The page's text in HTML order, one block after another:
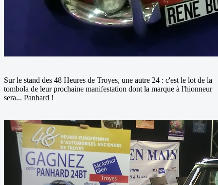
Sur le stand des 48 Heures de Troyes, une autre 24 : c'est le lot de la
tombola de leur prochaine manifestation dont la marque à l'hionneur
sera... Panhard !